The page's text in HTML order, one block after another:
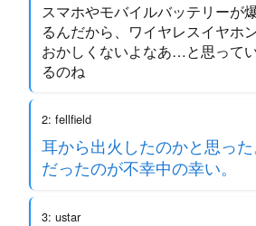
スマホやモバイルバッテリーが
るんだから、ワイヤレスイヤホ
おかしくないよなあ…と思って
るのね
2: fellfield
耳から出火したのかと思っ
だったのが不幸中の幸い。
3: ustar